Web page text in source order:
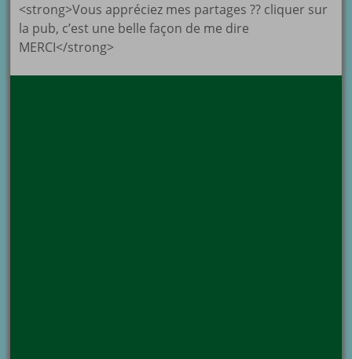
<strong>Vous appréciez mes partages ?? cliquer sur
la pub, c’est une belle façon de me dire
MERCI</strong>